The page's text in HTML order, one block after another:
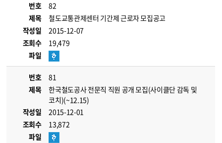
번호
82
제목
철도교통관제센터 기간제 근로자 모집공고
작성일
2015-12-07
조회수
19,479
파일
번호
81
제목
한국철도공사 전문직 직원 공개 모집(사이클단 감독 및
코치)(~12.15)
작성일
2015-12-01
조회수
13,872
파일